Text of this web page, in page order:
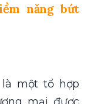
năng bứt
là một tổ hợp